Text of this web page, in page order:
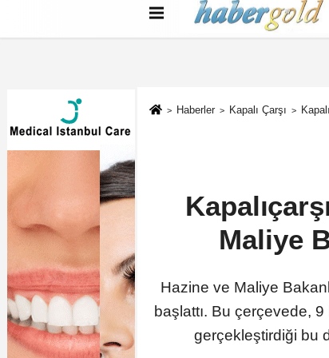
Türkçe English
Haberler Kapalı Çarşı
Maliye
Hazine ve Maliye
başlattı. Bu çerçevede,
gerçekleştirdiği bu